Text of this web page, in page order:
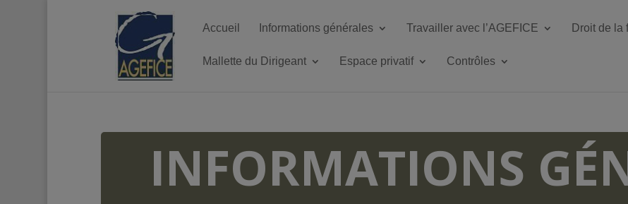
Accueil Informations générales Travailler avec l’AGEFICE Droit de la
Mallette du Dirigeant Espace privatif Contrôles
INFORMATIONS